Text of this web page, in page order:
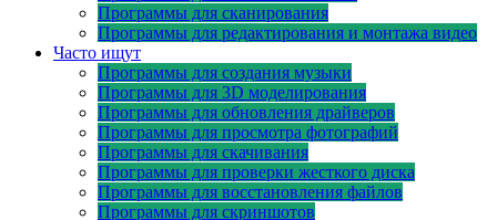
Программы для сканирования
Программы для редактирования и монтажа видео
Часто ищут
Программы для создания музыки
Программы для 3D моделирования
Программы для обновления драйверов
Программы для просмотра фотографий
Программы для скачивания
Программы для проверки жесткого диска
Программы для восстановления файлов
Программы для скриншотов